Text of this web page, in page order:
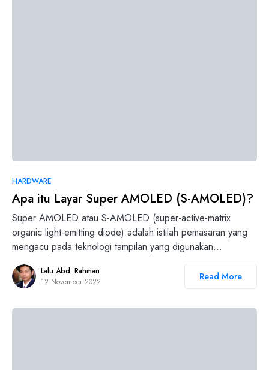
HARDWARE
Apa itu Layar Super AMOLED (S-AMOLED)?
Super AMOLED atau S-AMOLED (super-active-matrix
organic light-emitting diode) adalah istilah pemasaran yang
mengacu pada teknologi tampilan yang digunakan…
Lalu Abd. Rahman
12 November 2022
Read More